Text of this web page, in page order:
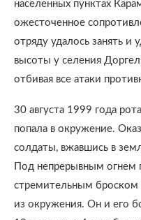
населенных пунктах
ожесточенное
отряду удалось занять и
высоты у селения
отбивая все атаки
30 августа 1999 года
попала в окружение.
солдаты, вжавшись в
Под непрерывным огнем
стремительным броском
из окружения. Он и его